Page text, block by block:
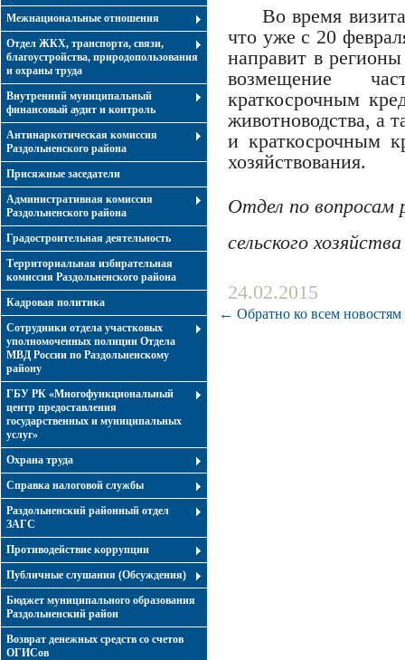
Межнациональные отношения
Отдел ЖКХ, транспорта, связи,
благоустройства, природопользования
и охраны труда
Внутренний муниципальный
финансовый аудит и контроль
Антинаркотическая комиссия
Раздольненского района
Присяжные заседатели
Административная комиссия
Раздольненского района
Градостроительная деятельность
Территориальная избирательная
комиссия Раздольненского района
Кадровая политика
Сотрудники отдела участковых
уполномоченных полиции Отдела
МВД России по Раздольненскому
району
ГБУ РК «Многофункциональный
центр предоставления
государственных и муниципальных
услуг»
Охрана труда
Справка налоговой службы
Раздольненский районный отдел
ЗАГС
Противодействие коррупции
Публичные слушания (Обсуждения)
Бюджет муниципального образования
Раздольненский район
Возврат денежных средств со счетов
ОГИСов
Во время
что уже с 20
направит в
возмещение
краткосрочным
животноводства, а
и краткосрочным
хозяйствования.
Отдел по вопросам
сельского хозяйства
24.02.2015
← Обратно ко всем новостям